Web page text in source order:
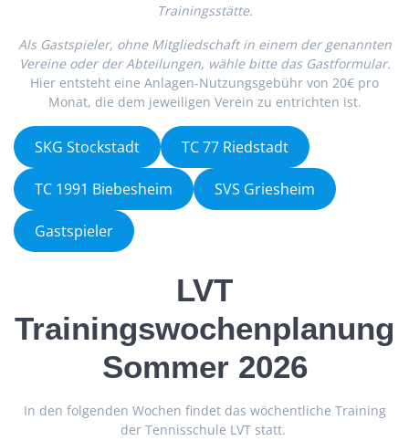
Trainingsstätte.
Als Gastspieler, ohne Mitgliedschaft in einem der genannten
Vereine oder der Abteilungen, wähle bitte das Gastformular.
Hier entsteht eine Anlagen-Nutzungsgebühr von 20€ pro
Monat, die dem jeweiligen Verein zu entrichten ist.
SKG Stockstadt TC 77 Riedstadt
TC 1991 Biebesheim SVS Griesheim
Gastspieler
LVT
Trainingswochenplanung
Sommer 2026
In den folgenden Wochen findet das wöchentliche Training
der Tennisschule LVT statt.